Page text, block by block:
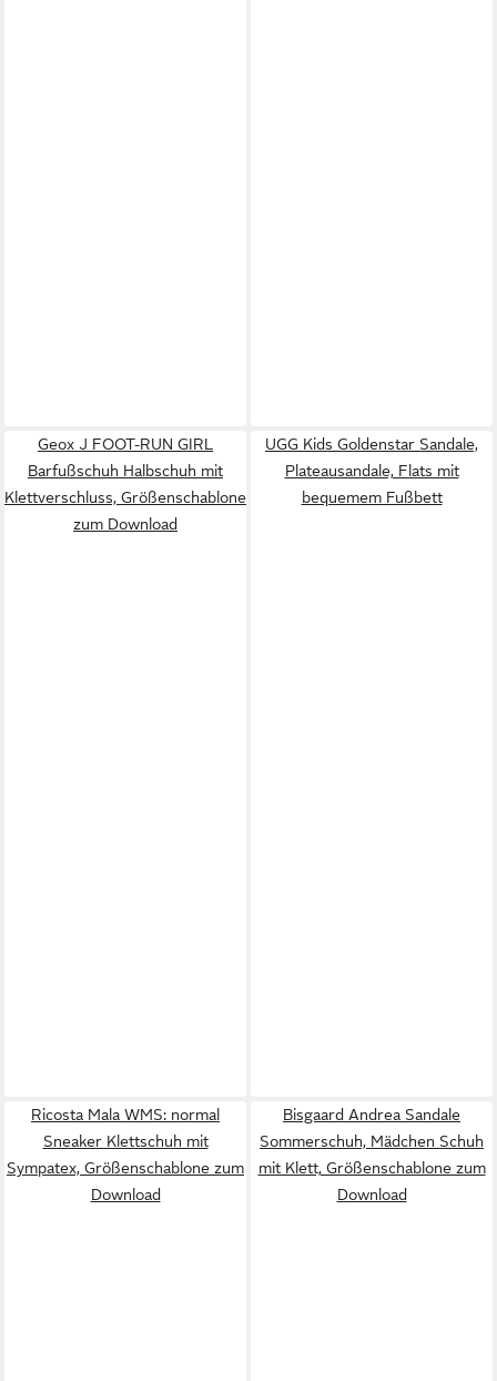
Geox J FOOT-RUN GIRL
Barfußschuh Halbschuh mit
Klettverschluss, Größenschablone
zum Download
UGG Kids Goldenstar Sandale,
Plateausandale, Flats mit
bequemem Fußbett
Ricosta Mala WMS: normal
Sneaker Klettschuh mit
Sympatex, Größenschablone zum
Download
Bisgaard Andrea Sandale
Sommerschuh, Mädchen Schuh
mit Klett, Größenschablone zum
Download